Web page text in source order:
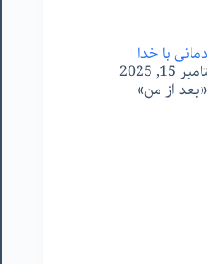
با خدا
15, 2025
از من»